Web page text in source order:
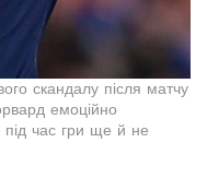
скандалу після матчу
емоційно
під час гри ще й не